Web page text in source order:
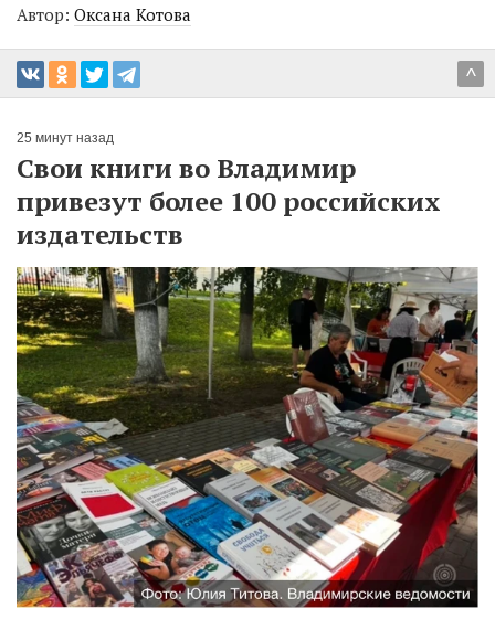
Автор: Оксана Котова
^
25 минут назад
Свои книги во Владимир
привезут более 100 российских
издательств